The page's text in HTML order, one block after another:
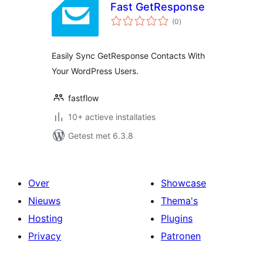
Fast GetResponse
(0totaal
waarderingen
)
Easily Sync GetResponse Contacts With
Your WordPress Users.
fastflow
10+ actieve installaties
Getest met 6.3.8
Over
Nieuws
Hosting
Privacy
Showcase
Thema's
Plugins
Patronen